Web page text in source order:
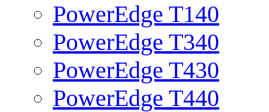
PowerEdge T140
PowerEdge T340
PowerEdge T430
PowerEdge T440